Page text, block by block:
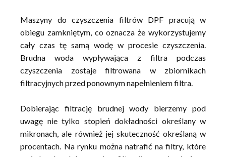
Maszyny do czyszczenia filtrów DPF pracują w
obiegu zamkniętym, co oznacza że wykorzystujemy
cały czas tę samą wodę w procesie czyszczenia.
Brudna woda wypływająca z filtra podczas
czyszczenia zostaje filtrowana w zbiornikach
filtracyjnych przed ponownym napełnieniem filtra.
Dobierając filtrację brudnej wody bierzemy pod
uwagę nie tylko stopień dokładności określany w
mikronach, ale również jej skuteczność określaną w
procentach. Na rynku można natrafić na filtry, które